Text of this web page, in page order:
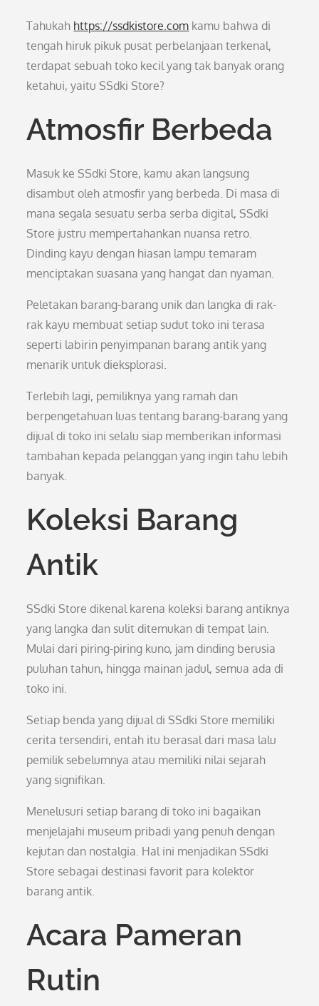
Tahukah https://ssdkistore.com kamu bahwa di
tengah hiruk pikuk pusat perbelanjaan terkenal,
terdapat sebuah toko kecil yang tak banyak orang
ketahui, yaitu SSdki Store?
Atmosfir Berbeda
Masuk ke SSdki Store, kamu akan langsung
disambut oleh atmosfir yang berbeda. Di masa di
mana segala sesuatu serba serba digital, SSdki
Store justru mempertahankan nuansa retro.
Dinding kayu dengan hiasan lampu temaram
menciptakan suasana yang hangat dan nyaman.
Peletakan barang-barang unik dan langka di rak-
rak kayu membuat setiap sudut toko ini terasa
seperti labirin penyimpanan barang antik yang
menarik untuk dieksplorasi.
Terlebih lagi, pemiliknya yang ramah dan
berpengetahuan luas tentang barang-barang yang
dijual di toko ini selalu siap memberikan informasi
tambahan kepada pelanggan yang ingin tahu lebih
banyak.
Koleksi Barang
Antik
SSdki Store dikenal karena koleksi barang antiknya
yang langka dan sulit ditemukan di tempat lain.
Mulai dari piring-piring kuno, jam dinding berusia
puluhan tahun, hingga mainan jadul, semua ada di
toko ini.
Setiap benda yang dijual di SSdki Store memiliki
cerita tersendiri, entah itu berasal dari masa lalu
pemilik sebelumnya atau memiliki nilai sejarah
yang signifikan.
Menelusuri setiap barang di toko ini bagaikan
menjelajahi museum pribadi yang penuh dengan
kejutan dan nostalgia. Hal ini menjadikan SSdki
Store sebagai destinasi favorit para kolektor
barang antik.
Acara Pameran
Rutin